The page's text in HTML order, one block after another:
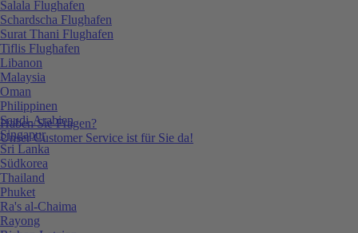
Haben Sie Fragen?
Unser Customer Service ist für Sie da!
Salala Flughafen
Schardscha Flughafen
Surat Thani Flughafen
Tiflis Flughafen
Libanon
Malaysia
Oman
Philippinen
Saudi-Arabien
Singapur
Sri Lanka
Südkorea
Thailand
Phuket
Ra's al-Chaima
Rayong